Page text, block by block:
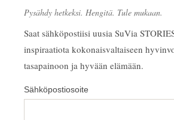
Pysähdy hetkeksi. Hengitä. Tule mukaan.
Saat sähköpostiisi uusia SuVia
inspiraatiota kokonaisvaltaiseen
tasapainoon ja hyvään elämään.
Sähköpostiosoite